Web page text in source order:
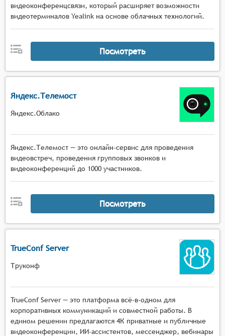
видеоконференцсвязи, который расширяет возможности
видеотерминалов Yealink на основе облачных технологий.
Посмотреть
Яндекс.Телемост
Яндекс.Облако
Яндекс.Телемост — это онлайн-сервис для проведения
видеовстреч, проведения групповых звонков и
видеоконференций до 1000 участников.
Посмотреть
TrueConf Server
Труконф
TrueConf Server — это платформа всё-в-одном для
корпоративных коммуникаций и совместной работы. В
едином решении предлагаются 4К приватные и публичные
видеоконференции, ИИ-ассистентов, мессенджер, вебинары